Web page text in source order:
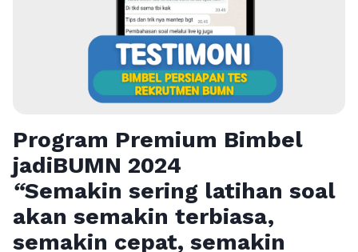
Program Premium Bimbel
jadiBUMN 2024
“Semakin sering latihan soal
akan semakin terbiasa,
semakin cepat, semakin